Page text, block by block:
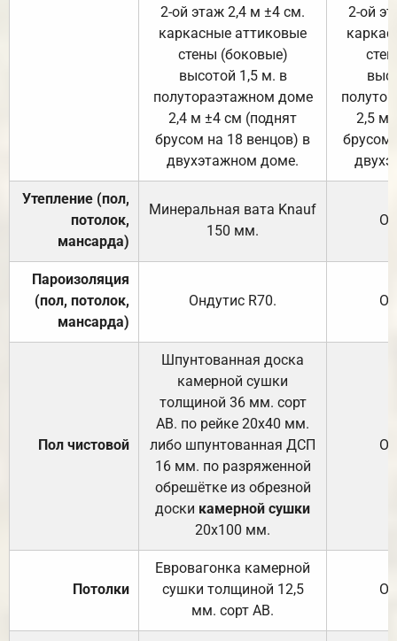
2-ой этаж 2,4 м ±4 см.
каркасные аттиковые
стены (боковые)
высотой 1,5 м. в
полутораэтажном доме
2,4 м ±4 см (поднят
брусом на 18 венцов) в
двухэтажном доме.
2-ой
2,5 м
брусом
Утепление (пол,
потолок,
мансарда)
Минеральная вата Knauf
150 мм.
Пароизоляция
(пол, потолок,
мансарда)
Ондутис R70.
Пол чистовой
Шпунтованная доска
камерной сушки
толщиной 36 мм. сорт
АВ. по рейке 20х40 мм.
либо шпунтованная ДСП
16 мм. по разряженной
обрешётке из обрезной
доски камерной сушки
20х100 мм.
Потолки
Евровагонка камерной
сушки толщиной 12,5
мм. сорт АВ.